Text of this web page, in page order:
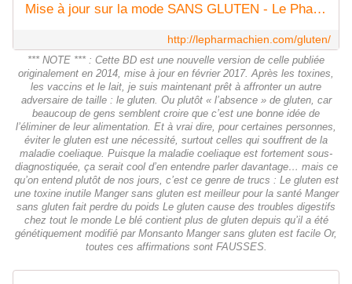
Mise à jour sur la mode SANS GLUTEN - Le Pharmachien
http://lepharmachien.com/gluten/
*** NOTE *** : Cette BD est une nouvelle version de celle publiée
originalement en 2014, mise à jour en février 2017. Après les toxines,
les vaccins et le lait, je suis maintenant prêt à affronter un autre
adversaire de taille : le gluten. Ou plutôt « l’absence » de gluten, car
beaucoup de gens semblent croire que c’est une bonne idée de
l’éliminer de leur alimentation. Et à vrai dire, pour certaines personnes,
éviter le gluten est une nécessité, surtout celles qui souffrent de la
maladie coeliaque. Puisque la maladie coeliaque est fortement sous-
diagnostiquée, ça serait cool d’en entendre parler davantage… mais ce
qu’on entend plutôt de nos jours, c’est ce genre de trucs : Le gluten est
une toxine inutile Manger sans gluten est meilleur pour la santé Manger
sans gluten fait perdre du poids Le gluten cause des troubles digestifs
chez tout le monde Le blé contient plus de gluten depuis qu’il a été
génétiquement modifié par Monsanto Manger sans gluten est facile Or,
toutes ces affirmations sont FAUSSES.